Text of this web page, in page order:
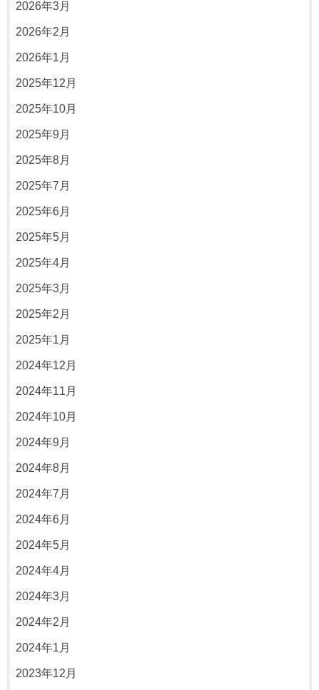
2026年3月
2026年2月
2026年1月
2025年12月
2025年10月
2025年9月
2025年8月
2025年7月
2025年6月
2025年5月
2025年4月
2025年3月
2025年2月
2025年1月
2024年12月
2024年11月
2024年10月
2024年9月
2024年8月
2024年7月
2024年6月
2024年5月
2024年4月
2024年3月
2024年2月
2024年1月
2023年12月